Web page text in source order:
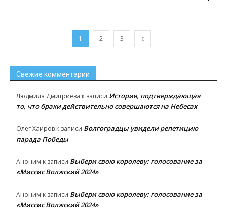
1 2 3
Свежие комментарии
Людмила Дмитриева к записи История, подтверждающая
то, что браки действительно совершаются на Небесах
Олег Хаиров к записи Волгоградцы увидели репетицию
парада Победы
Аноним к записи Выбери свою королеву: голосование за
«Миссис Волжский 2024»
Аноним к записи Выбери свою королеву: голосование за
«Миссис Волжский 2024»